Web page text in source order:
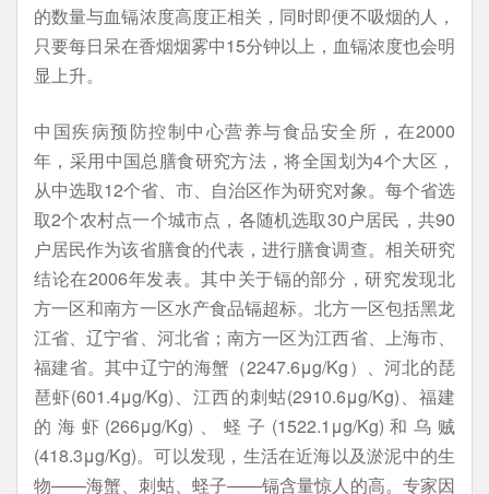
的数量与血镉浓度高度正相关，同时即便不吸烟的人，
只要每日呆在香烟烟雾中15分钟以上，血镉浓度也会明
显上升。
中国疾病预防控制中心营养与食品安全所，在2000
年，采用中国总膳食研究方法，将全国划为4个大区，
从中选取12个省、市、自治区作为研究对象。每个省选
取2个农村点一个城市点，各随机选取30户居民，共90
户居民作为该省膳食的代表，进行膳食调查。相关研究
结论在2006年发表。其中关于镉的部分，研究发现北
方一区和南方一区水产食品镉超标。北方一区包括黑龙
江省、辽宁省、河北省；南方一区为江西省、上海市、
福建省。其中辽宁的海蟹（2247.6μg/Kg）、河北的琵
琶虾(601.4μg/Kg)、江西的刺蛄(2910.6μg/Kg)、福建
的海虾(266μg/Kg)、蛏子(1522.1μg/Kg)和乌贼
(418.3μg/Kg)。可以发现，生活在近海以及淤泥中的生
物——海蟹、刺蛄、蛏子——镉含量惊人的高。专家因